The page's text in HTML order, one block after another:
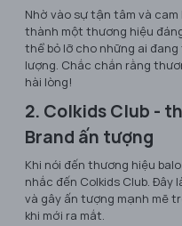
Nhờ vào sự tận tâm và
thành một thương hiệu
thể bỏ lỡ cho những ai
lượng. Chắc chắn rằng
hài lòng!
2. Colkids Club -
Brand ấn tượng
Khi nói đến thương hiệu
nhắc đến Colkids Club.
và gây ấn tượng mạnh mẽ
khi mới ra mắt.